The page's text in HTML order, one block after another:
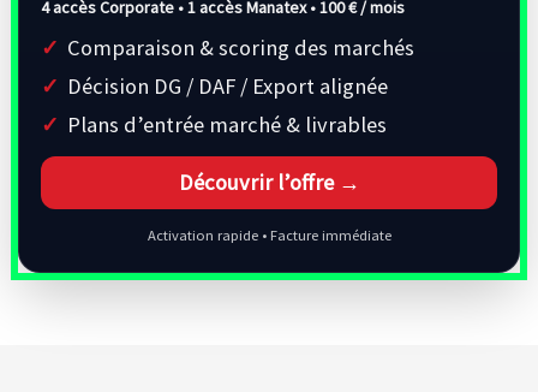
4 accès Corporate • 1 accès Manatex •100 € / mois
Comparaison & scoring des marchés
Décision DG / DAF / Export alignée
Plans d’entrée marché & livrables
Découvrir l’offre →
Activation rapide • Facture immédiate